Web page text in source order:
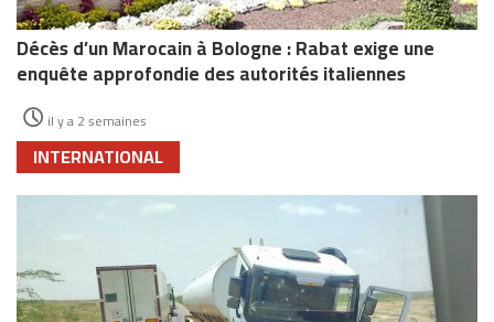
Décès d’un Marocain à Bologne : Rabat exige une
enquête approfondie des autorités italiennes
il y a 2 semaines
INTERNATIONAL